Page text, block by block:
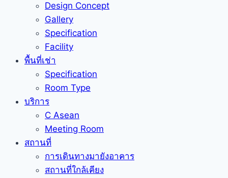
Design Concept
Gallery
Specification
Facility
พื้นที่เช่า
Specification
Room Type
บริการ
C Asean
Meeting Room
สถานที่
การเดินทางมายังอาคาร
สถานที่ใกล้เคียง